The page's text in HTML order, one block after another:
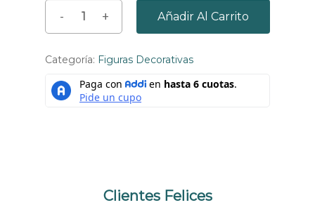
Añadir Al Carrito
Categoría: Figuras Decorativas
Clientes Felices